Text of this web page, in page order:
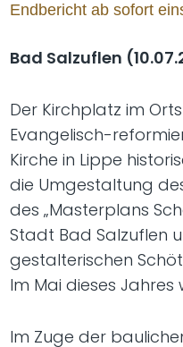
Endbericht ab sofort
Bad Salzuflen
Der Kirchplatz im
Evangelisch-
Kirche in Lippe
die Umgestaltung
des „Masterplans
Stadt Bad Salzuflen
gestalterischen
Im Mai dieses
Im Zuge der